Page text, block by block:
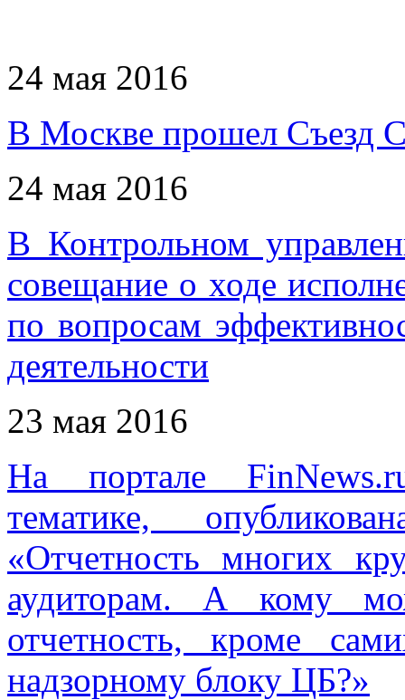
24 мая 2016
В Москве прошел Съезд
24 мая 2016
В Контрольном
совещание о ходе
по вопросам
деятельности
23 мая 2016
На портале
тематике,
«Отчетность многих
аудиторам. А кому
отчетность, кроме
надзорному блоку ЦБ?»